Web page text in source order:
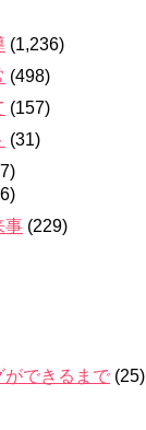
(1,236)
(498)
(157)
(31)
事 (229)
ができるまで (25)